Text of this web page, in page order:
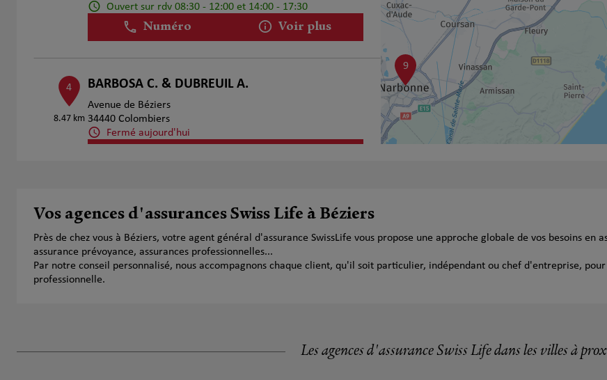
Ouvert sur rdv 08:30 - 12:00 et 14:00 - 17:30
Numéro Voir plus
4
8.47 km
BARBOSA C. & DUBREUIL A.
Avenue de Béziers
34440 Colombiers
Fermé aujourd'hui
5 VEZINHET Gabriel
214 Avenue de la Paix
34290 Montblanc
Fermé actuellement
9
Vos agences d'assurances Swiss Life à Béziers
Près de chez vous à Béziers, votre agent général d'assurance SwissLife vous propose une approche globale de vos besoins
assurance prévoyance, assurances professionnelles...
Par notre conseil personnalisé, nous accompagnons chaque client, qu'il soit particulier, indépendant ou chef d'entreprise,
professionnelle.
Les agences d'assurance Swiss Life dans les villes à